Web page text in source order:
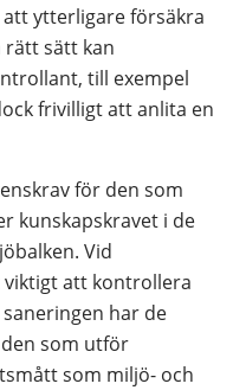
ytterligare försäkra
rätt sätt kan
till exempel
frivilligt att anlita en
för den som
kunskapskravet i de
Vid
att kontrollera
har de
som utför
som miljö- och